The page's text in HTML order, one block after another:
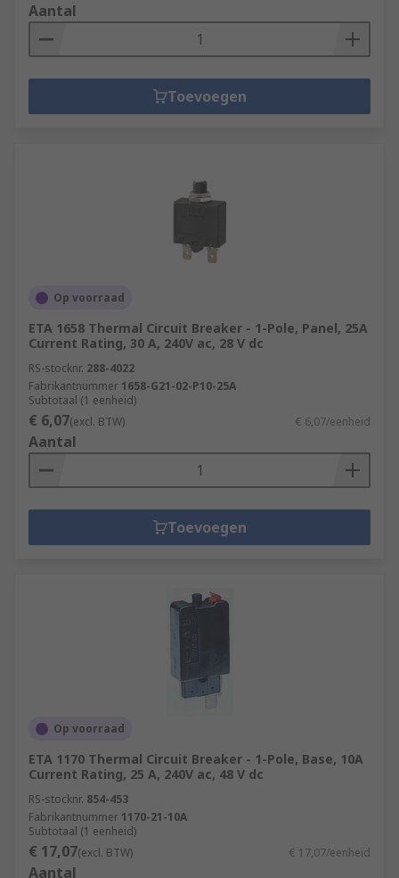
Aantal
Toevoegen
Op voorraad
ETA 1658 Thermal Circuit Breaker - 1-Pole, Panel, 25A
Current Rating, 30 A, 240V ac, 28 V dc
RS-stocknr. 288-4022
Fabrikantnummer 1658-G21-02-P10-25A
Subtotaal (1 eenheid)
€ 6,07(excl. BTW) € 6,07/eenheid
Aantal
Toevoegen
Op voorraad
ETA 1170 Thermal Circuit Breaker - 1-Pole, Base, 10A
Current Rating, 25 A, 240V ac, 48 V dc
RS-stocknr. 854-453
Fabrikantnummer 1170-21-10A
Subtotaal (1 eenheid)
€ 17,07(excl. BTW) € 17,07/eenheid
Aantal